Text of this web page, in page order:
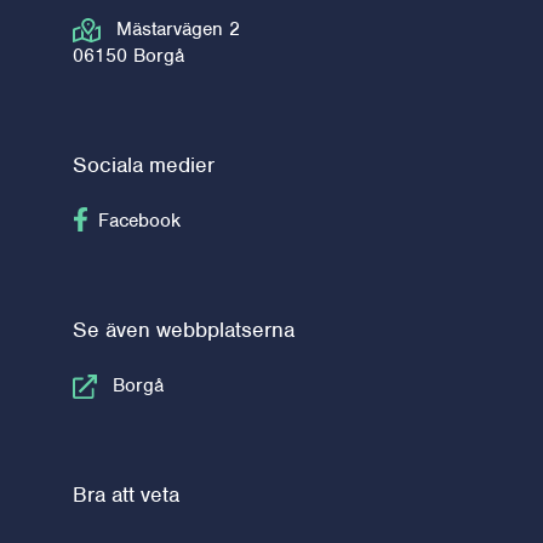
Mästarvägen 2
06150 Borgå
Sociala medier
Följ på Facebook
Facebook
Se även webbplatserna
Borgå
Bra att veta